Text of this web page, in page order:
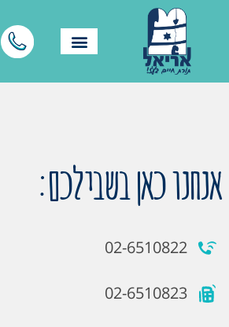
אנחנו כאן בשבילכם:
02-6510822
02-6510823